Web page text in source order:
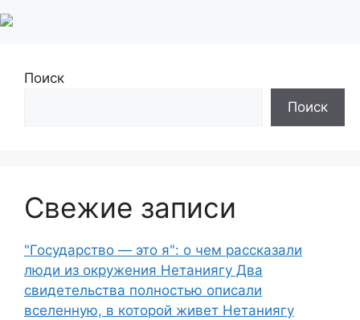
Поиск
Поиск
Свежие записи
"Государство — это я": о чем рассказали
люди из окружения Нетаниягу Два
свидетельства полностью описали
вселенную, в которой живет Нетаниягу